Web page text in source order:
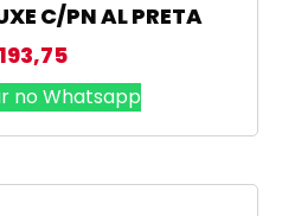
C/PN AL PRETA
193,75
no Whatsapp